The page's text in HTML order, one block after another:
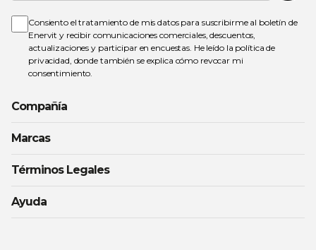
de
noticias:
Consiento el tratamiento de mis datos para suscribirme al boletín de
Enervit y recibir comunicaciones comerciales, descuentos,
actualizaciones y participar en encuestas. He leído la política de
privacidad, donde también se explica cómo revocar mi
consentimiento.
Compañía
Marcas
Términos Legales
Ayuda